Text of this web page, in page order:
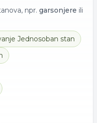
npr. garsonjere ili
Jednosoban stan